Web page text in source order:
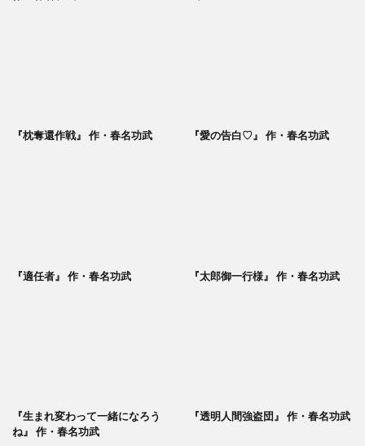
『枕奪還作戦』 作・春名功武 『愛の告白♡』 作・春名功武
『適任者』 作・春名功武 『太郎御一行様』 作・春名功武
『生まれ変わって一緒になろう
ね』 作・春名功武
『透明人間強盗団』 作・春名功武